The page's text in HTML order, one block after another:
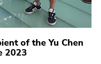
of the Yu Chen
2023